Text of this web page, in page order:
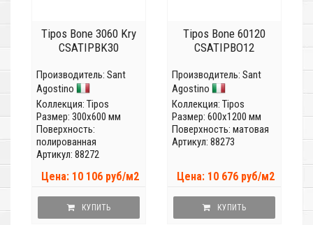
Tipos Bone 3060 Kry
CSATIPBK30
Производитель: Sant
Agostino
Коллекция: Tipos
Размер: 300x600 мм
Поверхность:
полированная
Артикул: 88272
Цена: 10 106 руб/м2
КУПИТЬ
Tipos Bone 60120
CSATIPBO12
Производитель: Sant
Agostino
Коллекция: Tipos
Размер: 600x1200 мм
Поверхность: матовая
Артикул: 88273
Цена: 10 676 руб/м2
КУПИТЬ